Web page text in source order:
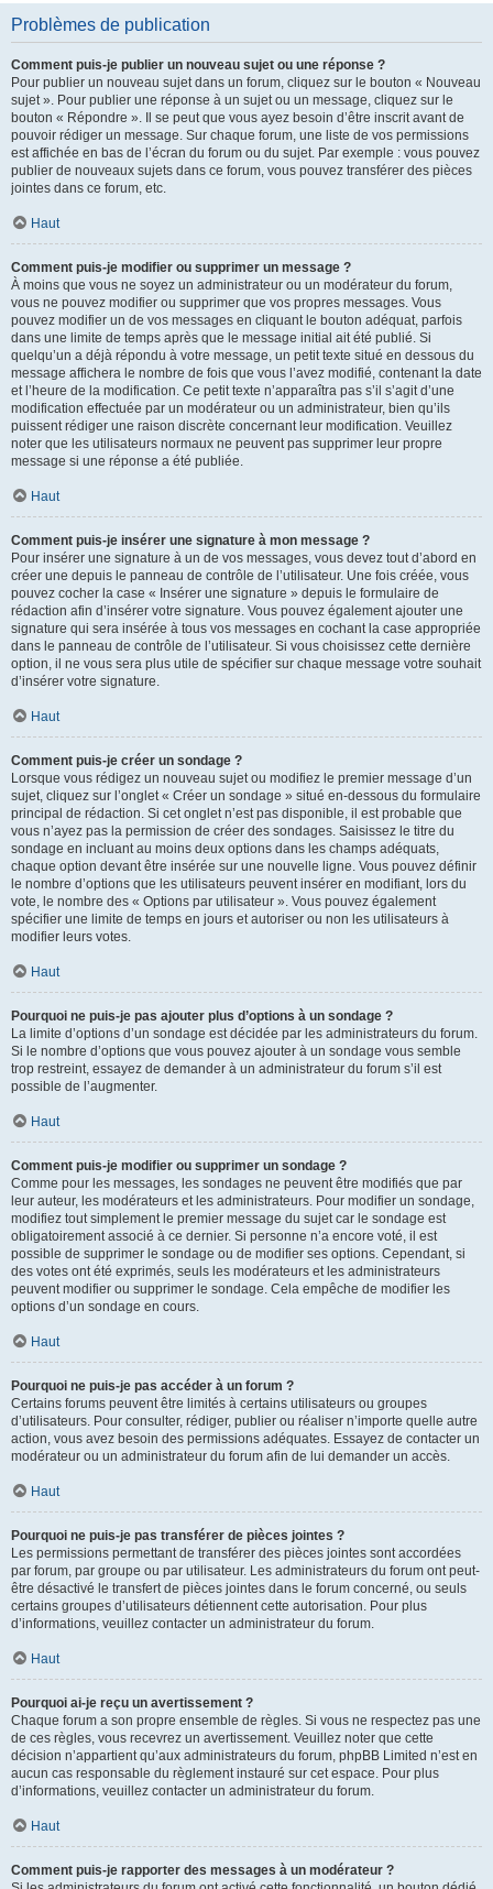
Problèmes de publication
Comment puis-je publier un nouveau sujet ou une réponse ?
Pour publier un nouveau sujet dans un forum, cliquez sur le bouton « Nouveau
sujet ». Pour publier une réponse à un sujet ou un message, cliquez sur le
bouton « Répondre ». Il se peut que vous ayez besoin d’être inscrit avant de
pouvoir rédiger un message. Sur chaque forum, une liste de vos permissions
est affichée en bas de l’écran du forum ou du sujet. Par exemple : vous pouvez
publier de nouveaux sujets dans ce forum, vous pouvez transférer des pièces
jointes dans ce forum, etc.
Haut
Comment puis-je modifier ou supprimer un message ?
À moins que vous ne soyez un administrateur ou un modérateur du forum,
vous ne pouvez modifier ou supprimer que vos propres messages. Vous
pouvez modifier un de vos messages en cliquant le bouton adéquat, parfois
dans une limite de temps après que le message initial ait été publié. Si
quelqu’un a déjà répondu à votre message, un petit texte situé en dessous du
message affichera le nombre de fois que vous l’avez modifié, contenant la date
et l’heure de la modification. Ce petit texte n’apparaîtra pas s’il s’agit d’une
modification effectuée par un modérateur ou un administrateur, bien qu’ils
puissent rédiger une raison discrète concernant leur modification. Veuillez
noter que les utilisateurs normaux ne peuvent pas supprimer leur propre
message si une réponse a été publiée.
Haut
Comment puis-je insérer une signature à mon message ?
Pour insérer une signature à un de vos messages, vous devez tout d’abord en
créer une depuis le panneau de contrôle de l’utilisateur. Une fois créée, vous
pouvez cocher la case « Insérer une signature » depuis le formulaire de
rédaction afin d’insérer votre signature. Vous pouvez également ajouter une
signature qui sera insérée à tous vos messages en cochant la case appropriée
dans le panneau de contrôle de l’utilisateur. Si vous choisissez cette dernière
option, il ne vous sera plus utile de spécifier sur chaque message votre souhait
d’insérer votre signature.
Haut
Comment puis-je créer un sondage ?
Lorsque vous rédigez un nouveau sujet ou modifiez le premier message d’un
sujet, cliquez sur l’onglet « Créer un sondage » situé en-dessous du formulaire
principal de rédaction. Si cet onglet n’est pas disponible, il est probable que
vous n’ayez pas la permission de créer des sondages. Saisissez le titre du
sondage en incluant au moins deux options dans les champs adéquats,
chaque option devant être insérée sur une nouvelle ligne. Vous pouvez définir
le nombre d’options que les utilisateurs peuvent insérer en modifiant, lors du
vote, le nombre des « Options par utilisateur ». Vous pouvez également
spécifier une limite de temps en jours et autoriser ou non les utilisateurs à
modifier leurs votes.
Haut
Pourquoi ne puis-je pas ajouter plus d’options à un sondage ?
La limite d’options d’un sondage est décidée par les administrateurs du forum.
Si le nombre d’options que vous pouvez ajouter à un sondage vous semble
trop restreint, essayez de demander à un administrateur du forum s’il est
possible de l’augmenter.
Haut
Comment puis-je modifier ou supprimer un sondage ?
Comme pour les messages, les sondages ne peuvent être modifiés que par
leur auteur, les modérateurs et les administrateurs. Pour modifier un sondage,
modifiez tout simplement le premier message du sujet car le sondage est
obligatoirement associé à ce dernier. Si personne n’a encore voté, il est
possible de supprimer le sondage ou de modifier ses options. Cependant, si
des votes ont été exprimés, seuls les modérateurs et les administrateurs
peuvent modifier ou supprimer le sondage. Cela empêche de modifier les
options d’un sondage en cours.
Haut
Pourquoi ne puis-je pas accéder à un forum ?
Certains forums peuvent être limités à certains utilisateurs ou groupes
d’utilisateurs. Pour consulter, rédiger, publier ou réaliser n’importe quelle autre
action, vous avez besoin des permissions adéquates. Essayez de contacter un
modérateur ou un administrateur du forum afin de lui demander un accès.
Haut
Pourquoi ne puis-je pas transférer de pièces jointes ?
Les permissions permettant de transférer des pièces jointes sont accordées
par forum, par groupe ou par utilisateur. Les administrateurs du forum ont peut-
être désactivé le transfert de pièces jointes dans le forum concerné, ou seuls
certains groupes d’utilisateurs détiennent cette autorisation. Pour plus
d’informations, veuillez contacter un administrateur du forum.
Haut
Pourquoi ai-je reçu un avertissement ?
Chaque forum a son propre ensemble de règles. Si vous ne respectez pas une
de ces règles, vous recevrez un avertissement. Veuillez noter que cette
décision n’appartient qu’aux administrateurs du forum, phpBB Limited n’est en
aucun cas responsable du règlement instauré sur cet espace. Pour plus
d’informations, veuillez contacter un administrateur du forum.
Haut
Comment puis-je rapporter des messages à un modérateur ?